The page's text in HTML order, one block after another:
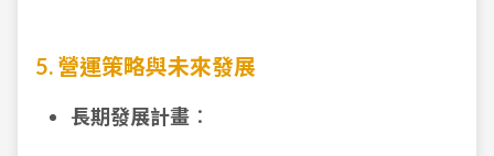
5. 營運策略與未來發展
長期發展計畫 ：